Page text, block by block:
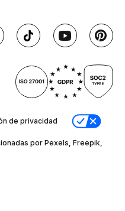
de privacidad
por Pexels, Freepik,